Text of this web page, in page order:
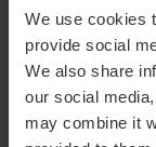
We use cookies
provide social
We also share
our social
may combine it